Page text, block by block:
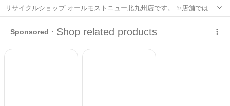
リサイクルショップ オールモストニュー北九州店です。 ✨️店舗では、
期間限定でネット表示価格よりも特別割引をしている商品もございま
す!! 気になっている商品がありましまら、是非ご来店いただくかお問
い合わせ下さいませ!! ...